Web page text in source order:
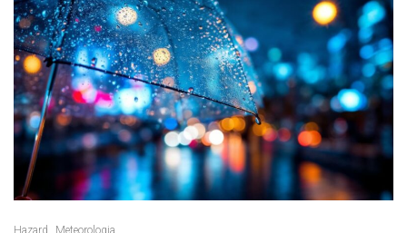
Hazard Meteorologia